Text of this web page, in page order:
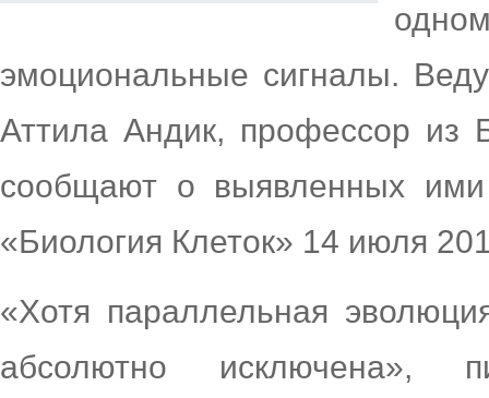
эмоциональные сигналы.
Аттила Андик, профессор из
сообщают о выявленных ими
«Биология Клеток» 14 июля
«Хотя параллельная
абсолютно исключена»,